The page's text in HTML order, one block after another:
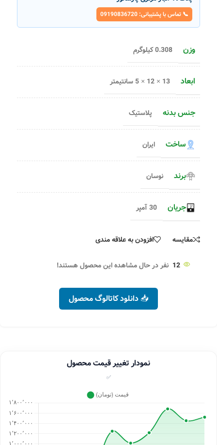
📞 تماس با پشتیبانی: 09190836720
وزن 0.308 کیلوگرم
ابعاد 13 × 12 × 5 سانتیمتر
جنس بدنه پلاستیک
ساخت ایران
برند نوسان
جریان 30 آمپر
مقایسه افزودن به علاقه مندی
12 نفر در حال مشاهده این محصول هستند!
📥 دانلود کاتالوگ محصول
نمودار تغییر قیمت محصول
✅